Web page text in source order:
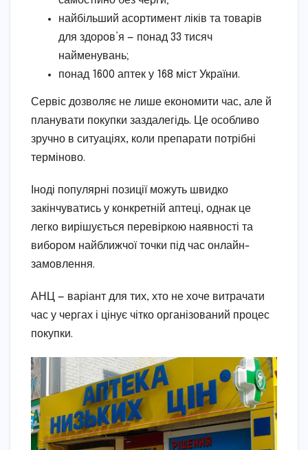
найбільший асортимент ліків та товарів
для здоров’я — понад 33 тисяч
найменувань;
понад 1600 аптек у 168 міст України.
Сервіс дозволяє не лише економити час, але й
планувати покупки заздалегідь. Це особливо
зручно в ситуаціях, коли препарати потрібні
терміново.
Іноді популярні позиції можуть швидко
закінчуватись у конкретній аптеці, однак це
легко вирішується перевіркою наявності та
вибором найближчої точки під час онлайн-
замовлення.
АНЦ — варіант для тих, хто не хоче витрачати
час у чергах і цінує чітко організований процес
покупки.